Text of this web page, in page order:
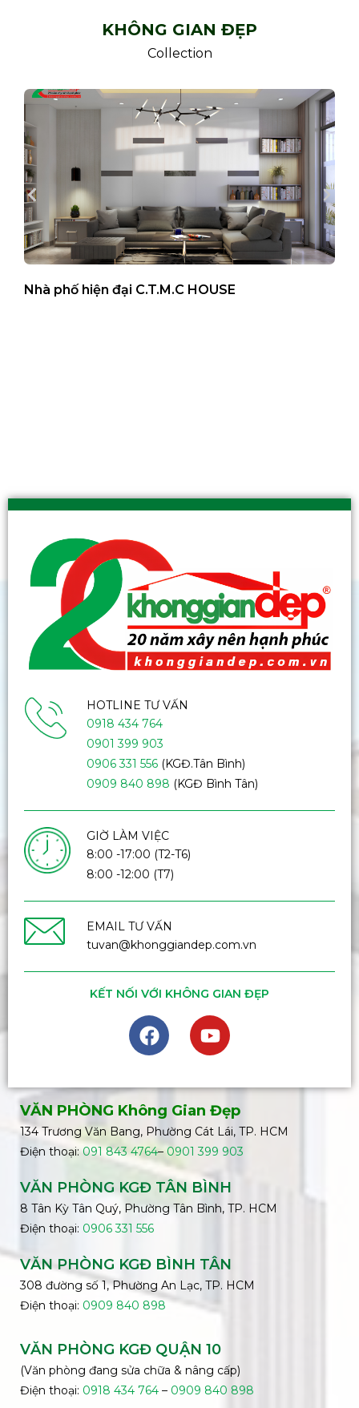
KHÔNG GIAN ĐẸP
Collection
Nhà phố hiện đại C.T.M.C HOUSE
HOTLINE TƯ VẤN
0918 434 764
0901 399 903
0906 331 556(KGĐ.Tân Bình)
0909 840 898 (KGĐ Bình Tân)
GIỜ LÀM VIỆC
8:00 -17:00 (T2-T6)
8:00 -12:00 (T7)
EMAIL TƯ VẤN
tuvan@khonggiandep.com.vn
KẾT NỐI VỚI KHÔNG GIAN ĐẸP
VĂN PHÒNG Không Gian Đẹp
134 Trương Văn Bang, Phường Cát Lái, TP. HCM
Điện thoại:091 843 4764– 0901 399 903
VĂN PHÒNG KGĐ TÂN BÌNH
8 Tân Kỳ Tân Quý, Phường Tân Bình, TP. HCM
Điện thoại: 0906 331 556
VĂN PHÒNG KGĐ BÌNH TÂN
308 đường số 1, Phường An Lạc, TP. HCM
Điện thoại: 0909 840 898
VĂN PHÒNG KGĐ QUẬN 10
(Văn phòng đang sửa chữa & nâng cấp)
Điện thoại: 0918 434 764 – 0909 840 898